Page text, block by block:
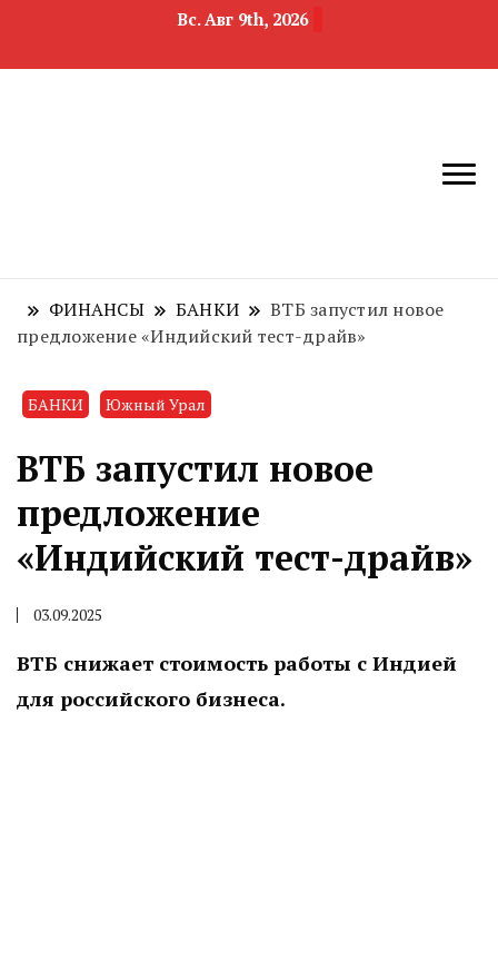
Вс. Авг 9th, 2026
область
недвижимости
ФИНАНСЫ БАНКИ
ВТБ запустил новое
предложение «Индийский тест-драйв»
БАНКИ Южный Урал
ВТБ запустил новое
предложение
«Индийский тест-драйв»
03.09.2025
ВТБ снижает стоимость работы с Индией
для российского бизнеса.